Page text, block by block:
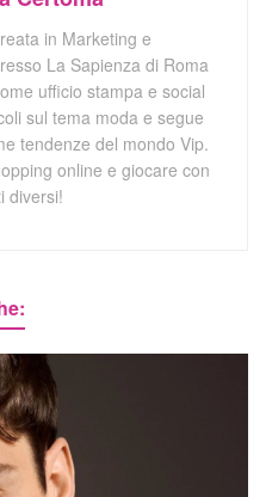
in Marketing e
La Sapienza di Roma
ufficio stampa e social
sul tema moda e segue
tendenze del mondo Vip.
online e giocare con
diversi!